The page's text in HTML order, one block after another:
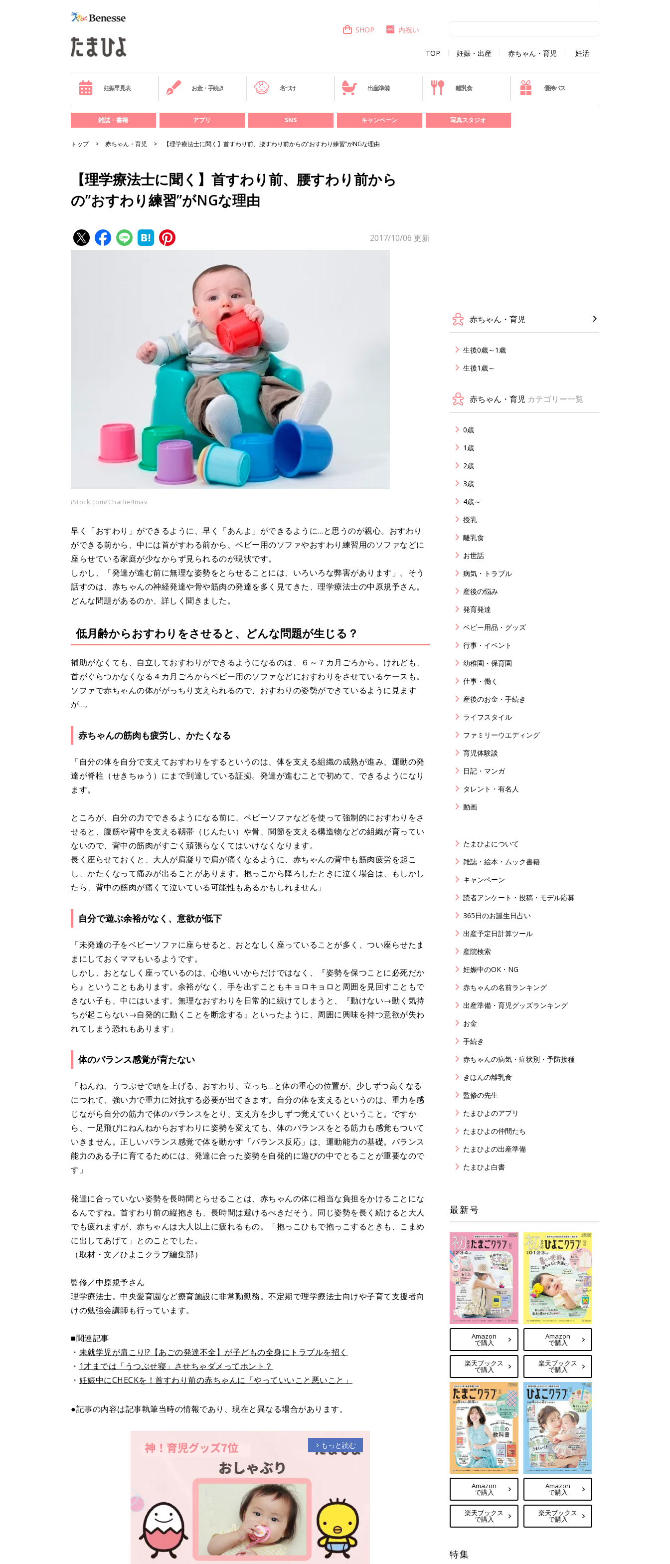
TOP 妊娠・出産 赤ちゃん・育児 妊活
SHOP 内祝い
妊娠早見表 お金・手続き 名づけ 出産準備 離乳食 優待パス
雑誌・書籍 アプリ SNS キャンペーン 写真スタジオ
トップ 赤ちゃん・育児 【理学療法士に聞く】首すわり前、腰すわり前からの”おすわり練習”がNGな理由
【理学療法士に聞く】首すわり前、腰すわり前から
の”おすわり練習”がNGな理由
2017/10/06 更新
iStock.com/Charlie4mav
早く「おすわり」ができるように、早く「あんよ」ができるように…と思うのが親心。おすわり
ができる前から、中には首がすわる前から、ベビー用のソファやおすわり練習用のソファなどに
座らせている家庭が少なからず見られるのが現状です。
しかし、「発達が進む前に無理な姿勢をとらせることには、いろいろな弊害があります」。そう
話すのは、赤ちゃんの神経発達や骨や筋肉の発達を多く見てきた、理学療法士の中原規予さん。
どんな問題があるのか、詳しく聞きました。
低月齢からおすわりをさせると、どんな問題が生じる？
補助がなくても、自立しておすわりができるようになるのは、６～７カ月ごろから。けれども、
首がぐらつかなくなる４カ月ごろからベビー用のソファなどにおすわりをさせているケースも。
ソファで赤ちゃんの体ががっちり支えられるので、おすわりの姿勢ができているように見ます
が…。
赤ちゃんの筋肉も疲労し、かたくなる
「自分の体を自分で支えておすわりをするというのは、体を支える組織の成熟が進み、運動の発
達が脊柱（せきちゅう）にまで到達している証拠。発達が進むことで初めて、できるようになり
ます。
ところが、自分の力でできるようになる前に、ベビーソファなどを使って強制的におすわりをさ
せると、腹筋や背中を支える靱帯（じんたい）や骨、関節を支える構造物などの組織が育ってい
ないので、背中の筋肉がすごく頑張らなくてはいけなくなります。
長く座らせておくと、大人が肩凝りで肩が痛くなるように、赤ちゃんの背中も筋肉疲労を起こ
し、かたくなって痛みが出ることがあります。抱っこから降ろしたときに泣く場合は、もしかし
たら、背中の筋肉が痛くて泣いている可能性もあるかもしれません」
自分で遊ぶ余裕がなく、意欲が低下
「未発達の子をベビーソファに座らせると、おとなしく座っていることが多く、つい座らせたま
まにしておくママもいるようです。
しかし、おとなしく座っているのは、心地いいからだけではなく、『姿勢を保つことに必死だか
ら』ということもあります。余裕がなく、手を出すこともキョロキョロと周囲を見回すこともで
きない子も、中にはいます。無理なおすわりを日常的に続けてしまうと、『動けない→動く気持
ちが起こらない→自発的に動くことを断念する』といったように、周囲に興味を持つ意欲が失わ
れてしまう恐れもあります」
体のバランス感覚が育たない
「ねんね、うつぶせで頭を上げる、おすわり、立っち…と体の重心の位置が、少しずつ高くなる
につれて、強い力で重力に対抗する必要が出てきます。自分の体を支えるというのは、重力を感
じながら自分の筋力で体のバランスをとり、支え方を少しずつ覚えていくということ。ですか
ら、一足飛びにねんねからおすわりに姿勢を変えても、体のバランスをとる筋力も感覚もついて
いきません。正しいバランス感覚で体を動かす「バランス反応」は、運動能力の基礎。バランス
能力のある子に育てるためには、発達に合った姿勢を自発的に遊びの中でとることが重要なので
す」
発達に合っていない姿勢を長時間とらせることは、赤ちゃんの体に相当な負担をかけることにな
るんですね。首すわり前の縦抱きも、長時間は避けるべきだそう。同じ姿勢を長く続けると大人
でも疲れますが、赤ちゃんは大人以上に疲れるもの。「抱っこひもで抱っこするときも、こまめ
に出してあげて」とのことでした。
（取材・文／ひよこクラブ編集部）
監修／中原規予さん
理学療法士。中央愛育園など療育施設に非常勤勤務。不定期で理学療法士向けや子育て支援者向
けの勉強会講師も行っています。
■関連記事
・ 未就学児が肩こり!?【あごの発達不全】が子どもの全身にトラブルを招く
・ 1才までは「うつぶせ寝」させちゃダメってホント？
・ 妊娠中にCHECKを！首すわり前の赤ちゃんに「やっていいこと悪いこと」
●記事の内容は記事執筆当時の情報であり、現在と異なる場合があります。
arrow_forward_ios もっと読む
赤ちゃん・育児
生後0歳～1歳
生後1歳～
赤ちゃん・育児 カテゴリー一覧
0歳
1歳
2歳
3歳
4歳～
授乳
離乳食
お世話
病気・トラブル
産後の悩み
発育発達
ベビー用品・グッズ
行事・イベント
幼稚園・保育園
仕事・働く
産後のお金・手続き
ライフスタイル
ファミリーウエディング
育児体験談
日記・マンガ
タレント・有名人
動画
たまひよについて
雑誌・絵本・ムック書籍
キャンペーン
読者アンケート・投稿・モデル応募
365日のお誕生日占い
出産予定日計算ツール
産院検索
妊娠中のOK・NG
赤ちゃんの名前ランキング
出産準備・育児グッズランキング
お金
手続き
赤ちゃんの病気・症状別・予防接種
きほんの離乳食
監修の先生
たまひよのアプリ
たまひよの仲間たち
たまひよの出産準備
たまひよ白書
最新号
Amazon
で購入
楽天ブックス
で購入
Amazon
で購入
楽天ブックス
で購入
Amazon
で購入
楽天ブックス
で購入
Amazon
で購入
楽天ブックス
で購入
特集